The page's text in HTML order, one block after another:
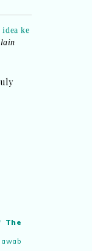
TikTok
dari
:
The